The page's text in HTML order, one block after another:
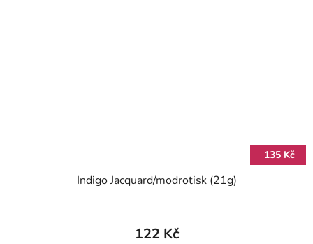
135 Kč
Indigo Jacquard/modrotisk (21g)
122 Kč